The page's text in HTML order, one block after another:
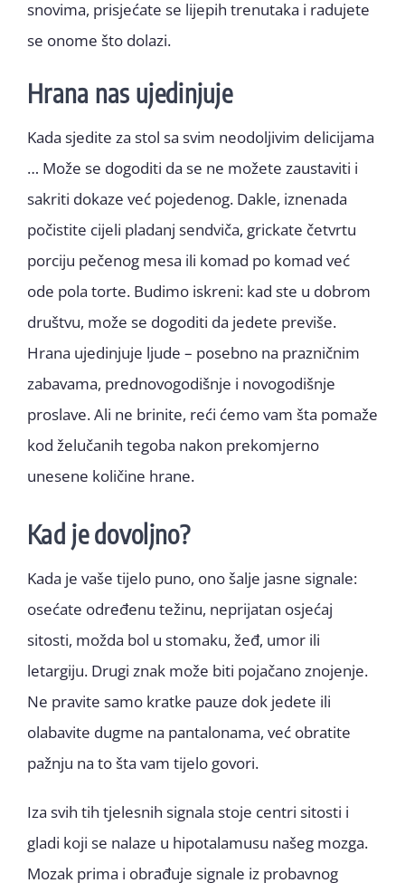
snovima, prisjećate se lijepih trenutaka i radujete
se onome što dolazi.
Hrana nas ujedinjuje
Kada sjedite za stol sa svim neodoljivim delicijama
… Može se dogoditi da se ne možete zaustaviti i
sakriti dokaze već pojedenog. Dakle, iznenada
počistite cijeli pladanj sendviča, grickate četvrtu
porciju pečenog mesa ili komad po komad već
ode pola torte. Budimo iskreni: kad ste u dobrom
društvu, može se dogoditi da jedete previše.
Hrana ujedinjuje ljude – posebno na prazničnim
zabavama, prednovogodišnje i novogodišnje
proslave. Ali ne brinite, reći ćemo vam šta pomaže
kod želučanih tegoba nakon prekomjerno
unesene količine hrane.
Kad je dovoljno?
Kada je vaše tijelo puno, ono šalje jasne signale:
osećate određenu težinu, neprijatan osjećaj
sitosti, možda bol u stomaku, žeđ, umor ili
letargiju. Drugi znak može biti pojačano znojenje.
Ne pravite samo kratke pauze dok jedete ili
olabavite dugme na pantalonama, već obratite
pažnju na to šta vam tijelo govori.
Iza svih tih tjelesnih signala stoje centri sitosti i
gladi koji se nalaze u hipotalamusu našeg mozga.
Mozak prima i obrađuje signale iz probavnog